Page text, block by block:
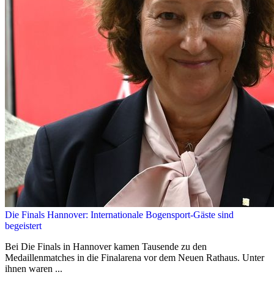
Die Finals Hannover: Internationale Bogensport-Gäste sind
begeistert
Bei Die Finals in Hannover kamen Tausende zu den
Medaillenmatches in die Finalarena vor dem Neuen Rathaus. Unter
ihnen waren ...